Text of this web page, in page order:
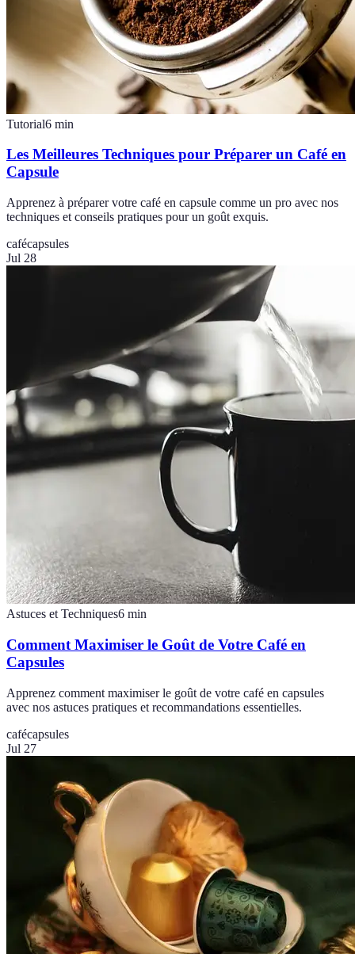
Tutorial6 min
Les Meilleures Techniques pour Préparer un Café en
Capsule
Apprenez à préparer votre café en capsule comme un pro avec nos
techniques et conseils pratiques pour un goût exquis.
cafécapsules
Jul 28
Astuces et Techniques6 min
Comment Maximiser le Goût de Votre Café en
Capsules
Apprenez comment maximiser le goût de votre café en capsules
avec nos astuces pratiques et recommandations essentielles.
cafécapsules
Jul 27